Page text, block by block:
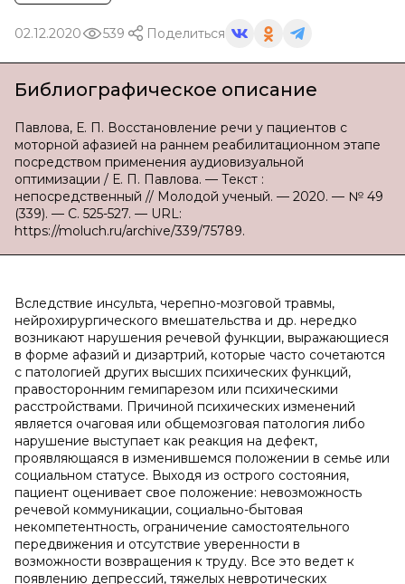
02.12.2020 539 Поделиться
Библиографическое описание
Павлова, Е. П. Восстановление речи у пациентов с
моторной афазией на раннем реабилитационном этапе
посредством применения аудиовизуальной
оптимизации / Е. П. Павлова. — Текст :
непосредственный // Молодой ученый. — 2020. — № 49
(339). — С. 525-527. — URL:
https://moluch.ru/archive/339/75789.
Вследствие инсульта, черепно-мозговой травмы,
нейрохирургического вмешательства и др. нередко
возникают нарушения речевой функции, выражающиеся
в форме афазий и дизартрий, которые часто сочетаются
с патологией других высших психических функций,
правосторонним гемипарезом или психическими
расстройствами. Причиной психических изменений
является очаговая или общемозговая патология либо
нарушение выступает как реакция на дефект,
проявляющаяся в изменившемся положении в семье или
социальном статусе. Выходя из острого состояния,
пациент оценивает свое положение: невозможность
речевой коммуникации, социально-бытовая
некомпетентность, ограничение самостоятельного
передвижения и отсутствие уверенности в
возможности возвращения к труду. Все это ведет к
появлению депрессий, тяжелых невротических